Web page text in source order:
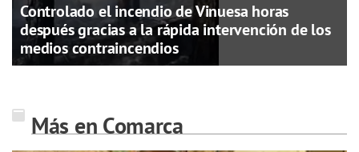
Controlado el incendio de Vinuesa horas
después gracias a la rápida intervención de los
medios contraincendios
Más en Comarca